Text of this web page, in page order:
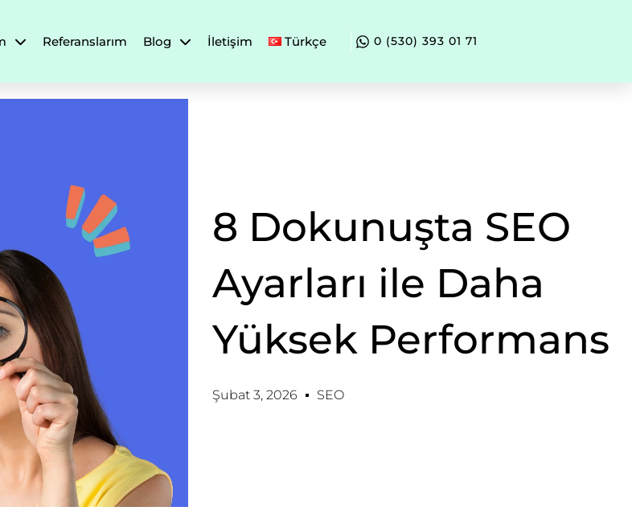
Referanslarım Blog İletişim Türkçe 0 (530) 393 01 71
8 Dokunuşta SEO
Ayarları ile Daha
Yüksek Performans
Şubat 3, 2026 SEO